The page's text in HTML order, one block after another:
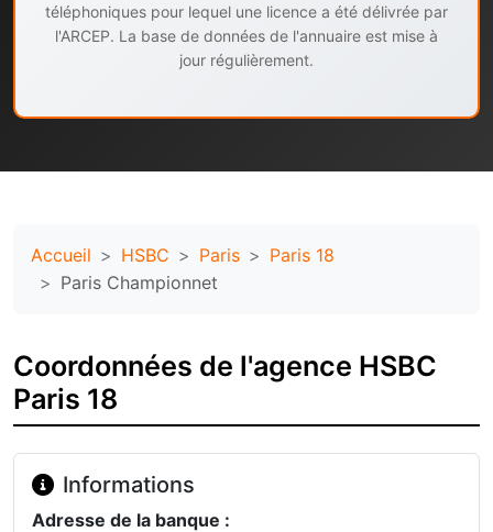
téléphoniques pour lequel une licence a été délivrée par
l'ARCEP. La base de données de l'annuaire est mise à
jour régulièrement.
Accueil HSBC Paris
Paris 18
Paris Championnet
Coordonnées de l'agence HSBC
Paris 18
Informations
Adresse de la banque :